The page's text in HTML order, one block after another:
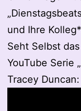
und Ihre
Seht Selbst
YouTube Serie
Tracey Duncan: